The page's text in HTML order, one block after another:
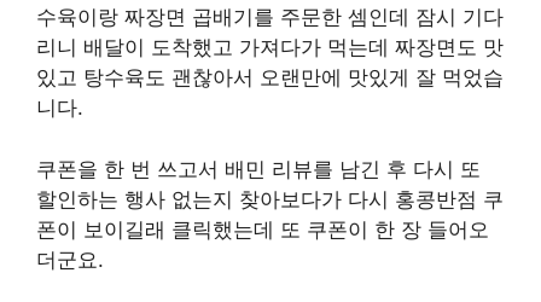
수육이랑 짜장면 곱배기를 주문한 셈인데 잠시 기다
리니 배달이 도착했고 가져다가 먹는데 짜장면도 맛
있고 탕수육도 괜찮아서 오랜만에 맛있게 잘 먹었습
니다.
쿠폰을 한 번 쓰고서 배민 리뷰를 남긴 후 다시 또
할인하는 행사 없는지 찾아보다가 다시 홍콩반점 쿠
폰이 보이길래 클릭했는데 또 쿠폰이 한 장 들어오
더군요.